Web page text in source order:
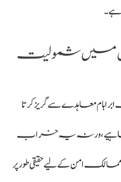
ہے۔
ڈیل میں شمولیت
معاہدے سے گریز کرتا
چاہیے، ورنہ یہ خراب
امن کے لیے حقیقی طور پر